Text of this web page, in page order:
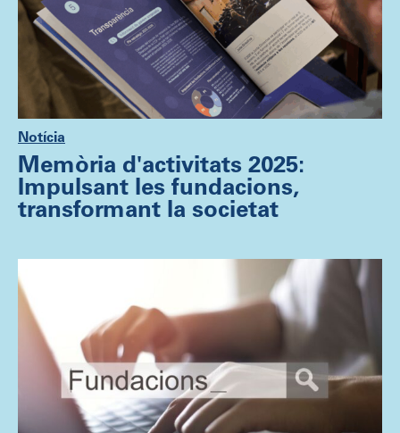
Notícia
Memòria d'activitats 2025:
Impulsant les fundacions,
transformant la societat